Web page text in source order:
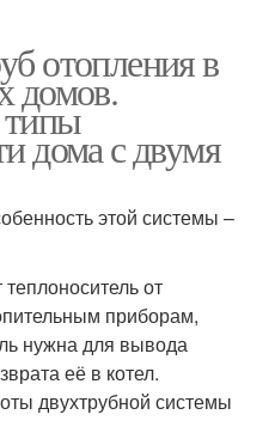
отопления в
домов.
дома с двумя
этой системы –
от
приборам,
нужна для вывода
её в котел.
двухтрубной системы